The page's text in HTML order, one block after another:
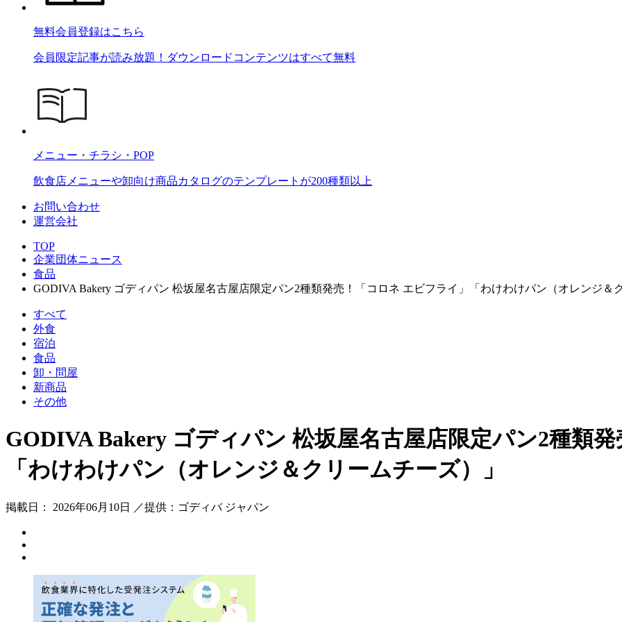
無料会員登録はこちら
会員限定記事が読み放題！ダウンロードコンテンツはすべて無料
メニュー・チラシ・POP
飲食店メニューや卸向け商品カタログのテンプレートが200種類以上
お問い合わせ
運営会社
TOP
企業団体ニュース
食品
GODIVA Bakery ゴディパン 松坂屋名古屋店限定パン2種類発売！「コロネ エビフライ」「わけわけパン（オレンジ＆
すべて
外食
宿泊
食品
卸・問屋
新商品
その他
GODIVA Bakery ゴディパン 松坂屋名古屋店限定パン2種類発
「わけわけパン（オレンジ＆クリームチーズ）」
掲載日： 2026年06月10日 ／提供：ゴディバ ジャパン